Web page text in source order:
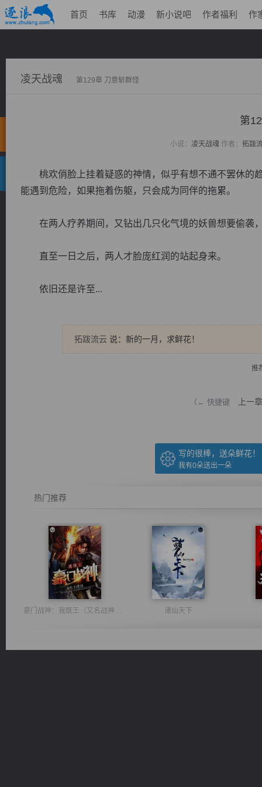
首页 书库 动漫 新小说吧 作者福利 作
凌天战魂 第129章 刀意斩群怪
第
小说： 凌天战魂作者： 拓跋
桃欢俏脸上挂着疑惑的神情，似乎有想不通不罢休的
能遇到危险，如果拖着伤躯，只会成为同伴的拖累。
在两人疗养期间，又钻出几只化气境的妖兽想要偷袭
直至一日之后，两人才脸庞红润的站起身来。
依旧还是许至...
拓跋流云 说：新的一月，求鲜花！
推
（← 快捷键 上一章
写的很棒，送朵鲜花！
我有0朵送出一朵
热门推荐
豪门战神：我既王（又名战神归来不败神婿修罗战神） 诸仙天下